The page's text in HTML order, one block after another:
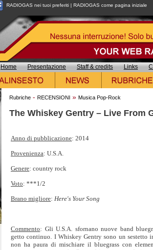
RADIOGAS nei tuoi preferiti | RADIOGAS come pagina iniziale
Home Presentazione Staff & credits Links
Rubriche - RECENSIONI » Musica Pop-Rock
The Whiskey Gentry – Live From
Anno di pubblicazione: 2014
Provenienza: U.S.A.
Genere: country rock
Voto: ***1/2
Brano migliore: Here's Your Song
Commento: Gli U.S.A. sfornano nuove band
getto continuo. I Whiskey Gentry sono un sestetto
non ha paura di mischiare il bluegrass con